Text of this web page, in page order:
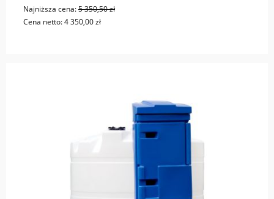
Najniższa cena:5 350,50 zł
Cena netto:4 350,00 zł